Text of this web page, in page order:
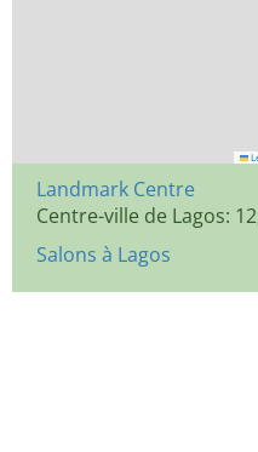
Landmark Centre
Centre-ville de Lagos:
Salons à Lagos